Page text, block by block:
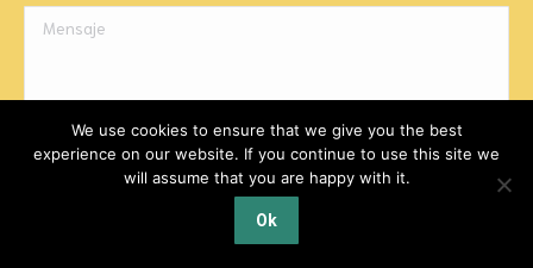
Mensaje
We use cookies to ensure that we give you the best
experience on our website. If you continue to use this site we
will assume that you are happy with it.
Ok